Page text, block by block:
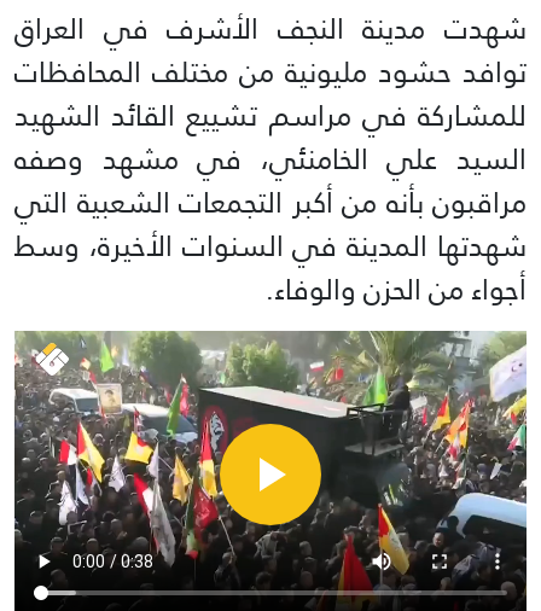
شهدت مدينة النجف الأشرف في العراق
توافد حشود مليونية من مختلف المحافظات
للمشاركة في مراسم تشييع القائد الشهيد
السيد علي الخامنئي، في مشهد وصفه
مراقبون بأنه من أكبر التجمعات الشعبية التي
شهدتها المدينة في السنوات الأخيرة، وسط
أجواء من الحزن والوفاء.